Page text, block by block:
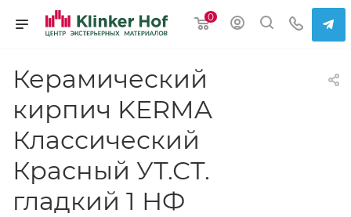
0
Керамический
кирпич KERMA
Классический
Красный УТ.СТ.
гладкий 1 НФ